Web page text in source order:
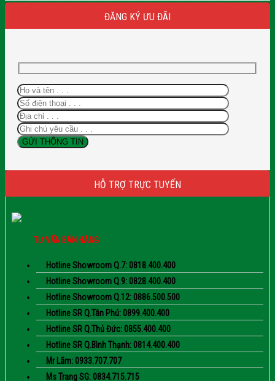
ĐĂNG KÝ ƯU ĐÃI
HỖ TRỢ TRỰC TUYẾN
TƯ VẤN BÁN HÀNG
Hotline Showroom Q.7: 0818.400.400
Hotline Showroom Q.9: 0828.400.400
Hotline Showroom Q.12: 0886.500.500
Hotline SR Q.Tân Phú: 0899.400.400
Hotline SR Q.Thủ Đức: 0855.400.400
Hotline SR Q.Bình Thạnh: 0814.400.400
Mr Lãm: 0933.707.707
Ms Trang SG: 0834.715.715